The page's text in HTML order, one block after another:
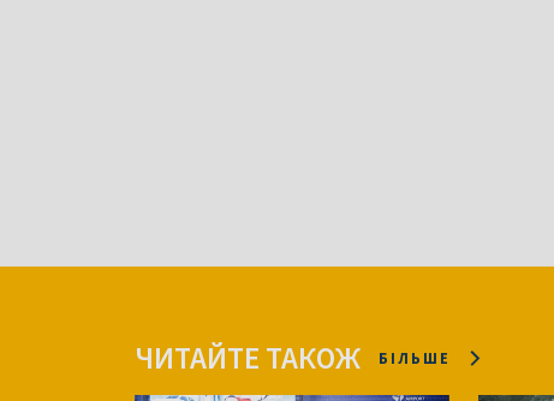
ЧИТАЙТЕ ТАКОЖ БІЛЬШЕ